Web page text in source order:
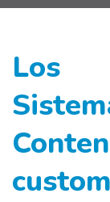
Los